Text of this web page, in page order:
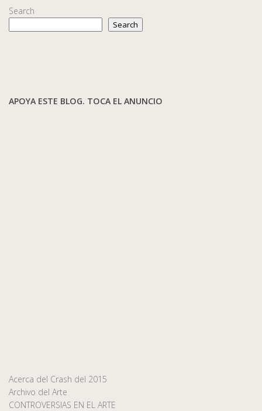
Search
Search
APOYA ESTE BLOG. TOCA EL ANUNCIO
Acerca del Crash del 2015
Archivo del Arte
CONTROVERSIAS EN EL ARTE